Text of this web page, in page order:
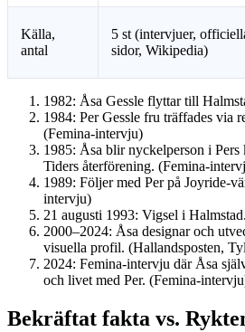
Källa,
antal
5 st (intervjuer,
sidor, Wikipedia)
1982: Åsa Gessle flyttar till
1984: Per Gessle fru träffades via
(Femina-intervju)
1985: Åsa blir nyckelperson i
Tiders återförening. (Femina-
1989: Följer med Per på Joyride-
intervju)
21 augusti 1993: Vigsel i
2000–2024: Åsa designar och
visuella profil. (Hallandsposten,
2024: Femina-intervju där Åsa
och livet med Per. (Femina-
Bekräftat fakta vs.